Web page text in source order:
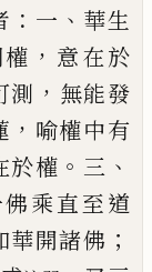
： 一 、 華生
， 意在於
測 ， 無能發
， 喻權中有
於權 。 三 、
佛乘直至道
華開諸佛 ；